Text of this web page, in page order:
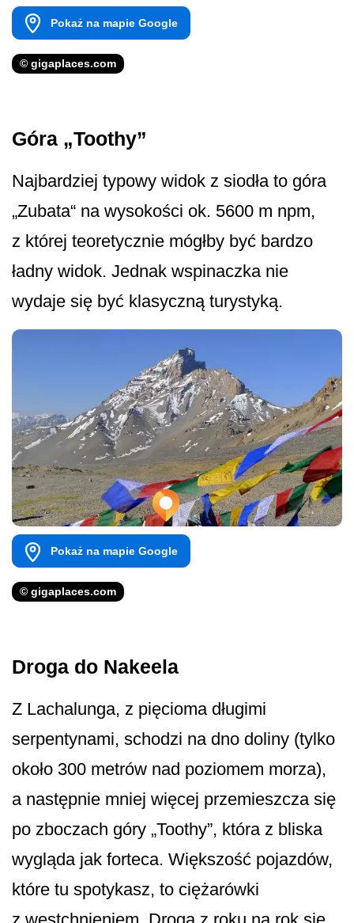
Pokaż na mapie Google
© gigaplaces.com
Góra „Toothy”
Najbardziej typowy widok z siodła to góra
„Zubata“ na wysokości ok. 5600 m npm,
z której teoretycznie mógłby być bardzo
ładny widok. Jednak wspinaczka nie
wydaje się być klasyczną turystyką.
Pokaż na mapie Google
© gigaplaces.com
Droga do Nakeela
Z Lachalunga, z pięcioma długimi
serpentynami, schodzi na dno doliny (tylko
około 300 metrów nad poziomem morza),
a następnie mniej więcej przemieszcza się
po zboczach góry „Toothy”, która z bliska
wygląda jak forteca. Większość pojazdów,
które tu spotykasz, to ciężarówki